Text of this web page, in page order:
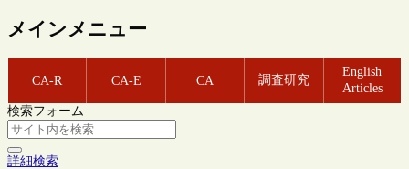
メインメニュー
CA-R CA-E CA 調査研究
English
Articles
検索フォーム
詳細検索